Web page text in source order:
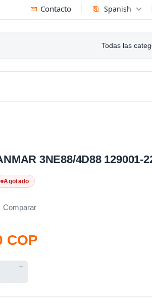
Contacto Spanish
Todas las
3NE88/4D88 129001-
Agotado
Comparar
COP
+
-